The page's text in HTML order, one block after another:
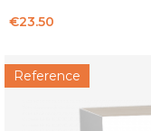
Price
€23.50
Reference